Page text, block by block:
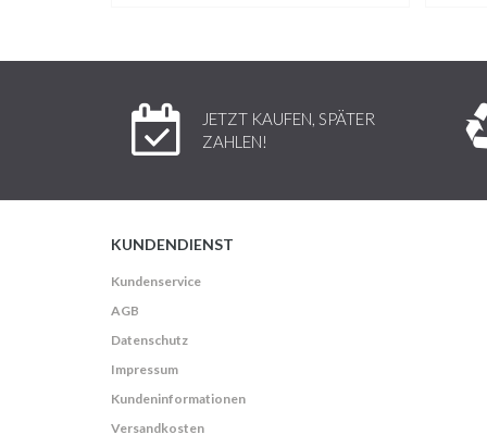
JETZT KAUFEN, SPÄTER
ZAHLEN!
KUNDENDIENST
Kundenservice
AGB
Datenschutz
Impressum
Kundeninformationen
Versandkosten